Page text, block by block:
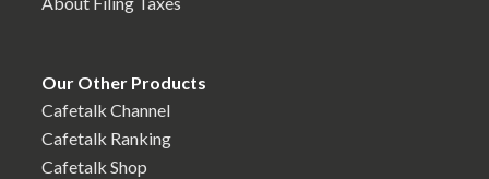
Our Other Products
Cafetalk Channel
Cafetalk Ranking
Cafetalk Shop